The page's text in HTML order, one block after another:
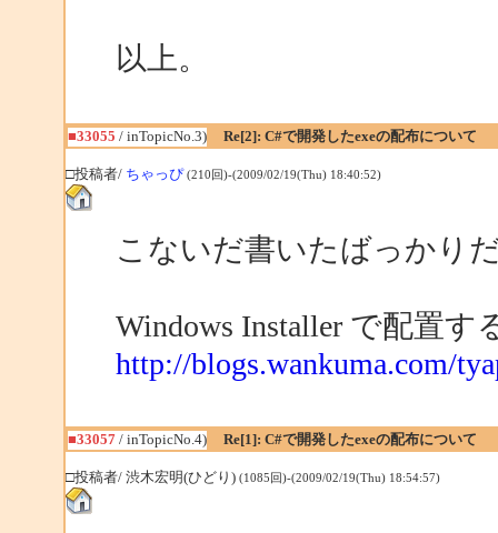
以上。
■33055 / inTopicNo.3) Re[2]: C#で開発したexeの配布について
□投稿者/ ちゃっぴ (210回)-(2009/02/19(Thu) 18:40:52)
こないだ書いたばっかり
Windows Installer で配置す
http://blogs.wankuma.com/
■33057/ inTopicNo.4) Re[1]: C#で開発したexeの配布について
□投稿者/ 渋木宏明(ひどり) (1085回)-(2009/02/19(Thu) 18:54:57)